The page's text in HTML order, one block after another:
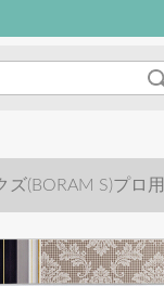
ズ(BORAM S)プロ